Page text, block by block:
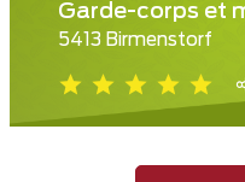
Garde-corps et
5413 Birmenstorf